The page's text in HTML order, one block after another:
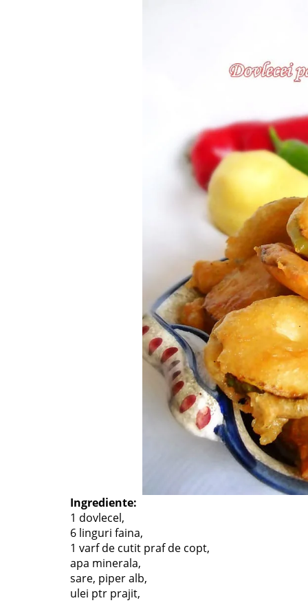
Ingrediente:
1 dovlecel,
6 linguri faina,
1 varf de cutit praf de copt,
apa minerala,
sare, piper alb,
ulei ptr prajit,